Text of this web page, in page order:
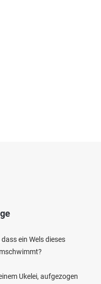
ein Wels dieses
Ukelei, aufgezogen